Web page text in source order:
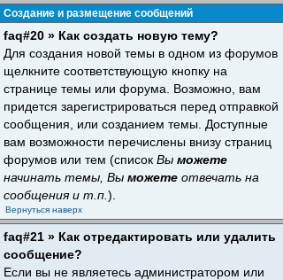
Создание и размещение сообщений
faq#20 » Как создать новую тему?
Для создания новой темы в одном из форумов
щелкните соответствующую кнопку на
странице темы или форума. Возможно, вам
придется зарегистрироваться перед отправкой
сообщения, или созданием темы. Доступные
вам возможности перечислены внизу страниц
форумов или тем (список Вы можете
начинать темы, Вы можете отвечать на
сообщения и т.п. ).
Вернуться наверх
faq#21 » Как отредактировать или удалить
сообщение?
Если вы не являетесь администратором или